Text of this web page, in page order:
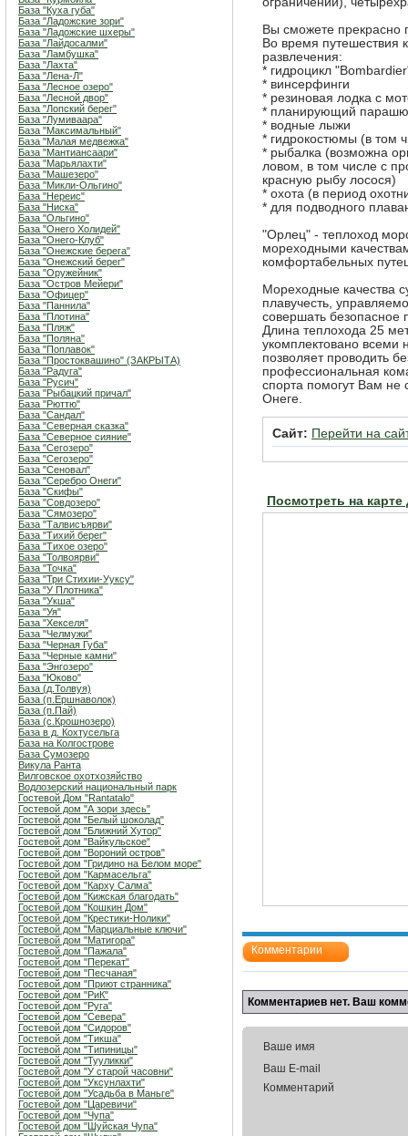
База "Куха губа"
База "Ладожские зори"
База "Ладожские шхеры"
База "Лайдосалми"
База "Ламбушка"
База "Лахта"
База "Лена-Л"
База "Лесное озеро"
База "Лесной двор"
База "Лопский берег"
База "Лумиваара"
База "Максимальный"
База "Малая медвежка"
База "Мантиансаари"
База "Марьялахти"
База "Машезеро"
База "Микли-Ольгино"
База "Нереис"
База "Ниска"
База "Ольгино"
База "Онего Холидей"
База "Онего-Клуб"
База "Онежские берега"
База "Онежский берег"
База "Оружейник"
База "Остров Мейери"
База "Офицер"
База "Паннила"
База "Плотина"
База "Пляж"
База "Поляна"
База "Поплавок"
База "Простоквашино" (ЗАКРЫТА)
База "Радуга"
База "Русич"
База "Рыбацкий причал"
База "Рюттю"
База "Сандал"
База "Северная сказка"
База "Северное сияние"
База "Сегозеро"
База "Сегозеро"
База "Сеновал"
База "Серебро Онеги"
База "Скифы"
База "Совдозеро"
База "Сямозеро"
База "Талвисъярви"
База "Тихий берег"
База "Тихое озеро"
База "Толвоярви"
База "Точка"
База "Три Стихии-Ууксу"
База "У Плотника"
База "Укша"
База "Уя"
База "Хекселя"
База "Челмужи"
База "Черная Губа"
База "Черные камни"
База "Энгозеро"
База "Юково"
База (д.Толвуя)
База (п.Ершнаволок)
База (п.Пай)
База (с.Крошнозеро)
База в д. Кохтусельга
База на Колгострове
База Сумозеро
Викула Ранта
Вилговское охотхозяйство
Водлозерский национальный парк
Гостевой Дом "Rantatalo"
Гостевой дом "А зори здесь"
Гостевой дом "Белый шоколад"
Гостевой дом "Ближний Хутор"
Гостевой дом "Вайкульское"
Гостевой дом "Вороний остров"
Гостевой дом "Гридино на Белом море"
Гостевой дом "Кармасельга"
Гостевой дом "Карху Салма"
Гостевой дом "Кижская благодать"
Гостевой дом "Кошкин Дом"
Гостевой дом "Крестики-Нолики"
Гостевой дом "Марциальные ключи"
Гостевой дом "Матигора"
Гостевой дом "Пажала"
Гостевой дом "Перекат"
Гостевой дом "Песчаная"
Гостевой дом "Приют странника"
Гостевой дом "РиК"
Гостевой дом "Руга"
Гостевой дом "Севера"
Гостевой дом "Сидоров"
Гостевой дом "Тикша"
Гостевой дом "Типиницы"
Гостевой дом "Тууликки"
Гостевой дом "У старой часовни"
Гостевой дом "Уксунлахти"
Гостевой дом "Усадьба в Маньге"
Гостевой дом "Царевичи"
Гостевой дом "Чупа"
Гостевой дом "Шуйская Чупа"
Вы сможете прекрасно
Во время путешествия
развлечения:
* гидроцикл
* винсерфинги
* резиновая лодка с
* планирующий
* водные лыжи
* гидрокостюмы (в том
* рыбалка (возможна
ловом, в том числе с
красную рыбу лосося)
* охота (в период
* для подводного
"Орлец" - теплоход
мореходными
комфортабельных
Мореходные качества
плавучесть,
совершать безопасное
Длина теплохода 25
укомплектовано всеми
позволяет проводить
профессиональная
спорта помогут Вам не
Онеге.
Сайт: Перейти на
Посмотреть на
Комментарии
Комментариев нет. Ваш
Ваше имя
Ваш E-mail
Комментарий